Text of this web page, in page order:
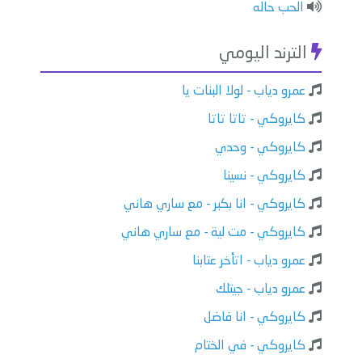
الحب حاله
الترند اليومي
عمرو دياب - لولا البنات يا
كايروكي - تاتا تاتا
كايروكي - وحدي
كايروكي - نسينا
كايروكي - انا بكبر - مع ساري هاني
كايروكي - مت لية - مع ساري هاني
عمرو دياب - اتأخر عتابنا
عمرو دياب - جيتلك
كايروكي - انا فاضل
كايروكي - في الختام